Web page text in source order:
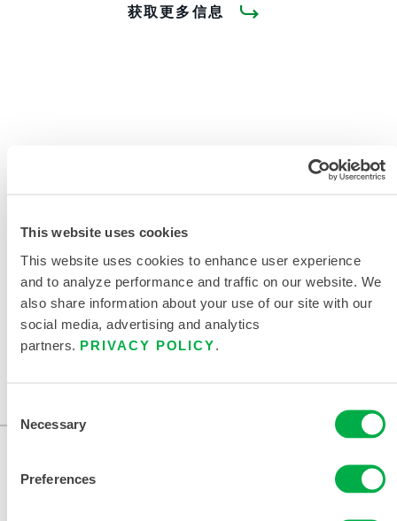
This website uses cookies
This website uses cookies to enhance user experience
and to analyze performance and traffic on our website. We
also share information about your use of our site with our
social media, advertising and analytics
partners. PRIVACY POLICY
Selection
Necessary
Preferences
获取更多信息
相关文件